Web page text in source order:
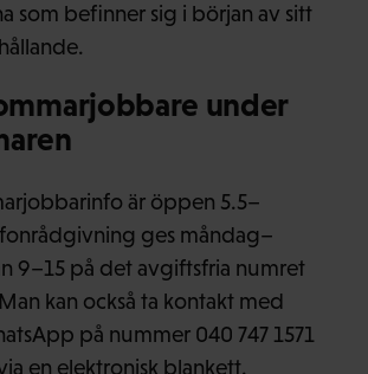
som befinner sig i början av sitt
under
är öppen 5.5–
ges måndag–
9–15 på det avgiftsfria numret
kan också ta kontakt med
på nummer 040 747 1571
en elektronisk blankett.